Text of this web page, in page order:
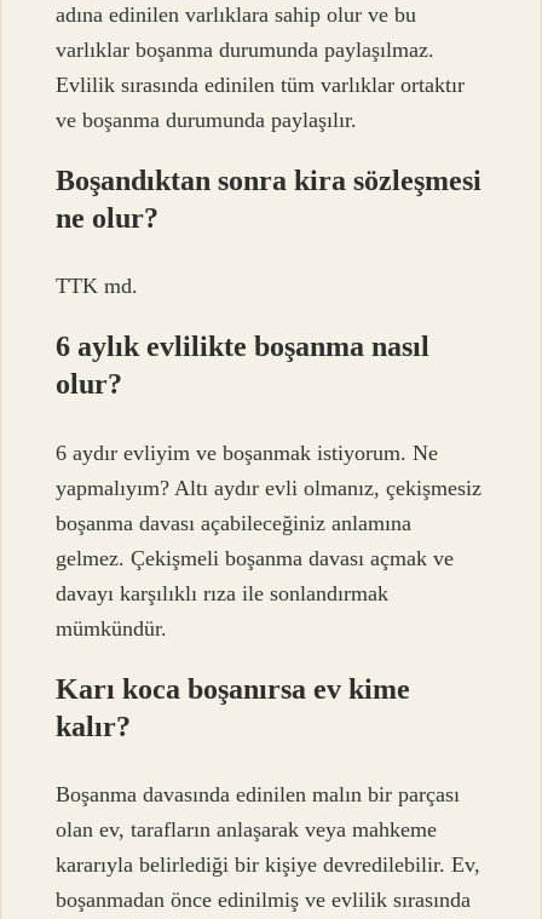
adına edinilen varlıklara sahip olur ve bu
varlıklar boşanma durumunda paylaşılmaz.
Evlilik sırasında edinilen tüm varlıklar ortaktır
ve boşanma durumunda paylaşılır.
Boşandıktan sonra kira sözleşmesi
ne olur?
TTK md.
6 aylık evlilikte boşanma nasıl
olur?
6 aydır evliyim ve boşanmak istiyorum. Ne
yapmalıyım? Altı aydır evli olmanız, çekişmesiz
boşanma davası açabileceğiniz anlamına
gelmez. Çekişmeli boşanma davası açmak ve
davayı karşılıklı rıza ile sonlandırmak
mümkündür.
Karı koca boşanırsa ev kime
kalır?
Boşanma davasında edinilen malın bir parçası
olan ev, tarafların anlaşarak veya mahkeme
kararıyla belirlediği bir kişiye devredilebilir. Ev,
boşanmadan önce edinilmiş ve evlilik sırasında